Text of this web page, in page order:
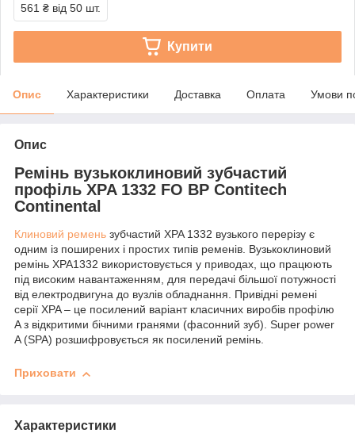
561 ₴ від 50 шт.
Купити
Опис Характеристики Доставка Оплата Умови
Опис
Ремінь вузькоклиновий зубчастий
профіль XPA 1332 FO BP Contitech
Continental
Клиновий ремень зубчастий XPA 1332 вузького перерізу є
одним із поширених і простих типів ременів. Вузькоклиновий
ремінь XPA1332 використовується у приводах, що працюють
під високим навантаженням, для передачі більшої потужності
від електродвигуна до вузлів обладнання. Привідні ремені
серії XPA – це посилений варіант класичних виробів профілю
A з відкритими бічними гранями (фасонний зуб). Super power
A (SPA) розшифровується як посилений ремінь.
Приховати
Характеристики